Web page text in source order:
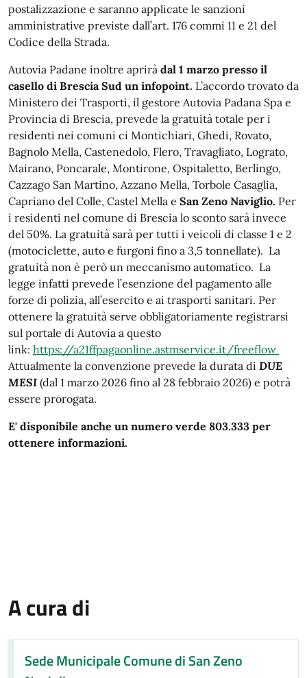
postalizzazione e saranno applicate le sanzioni
amministrative previste dall’art. 176 commi 11 e 21 del
Codice della Strada.
Autovia Padane inoltre aprirà dal 1 marzo presso il
casello di Brescia Sud un infopoint. L’accordo trovato da
Ministero dei Trasporti, il gestore Autovia Padana Spa e
Provincia di Brescia, prevede la gratuità totale per i
residenti nei comuni ci Montichiari, Ghedi, Rovato,
Bagnolo Mella, Castenedolo, Flero, Travagliato, Lograto,
Mairano, Poncarale, Montirone, Ospitaletto, Berlingo,
Cazzago San Martino, Azzano Mella, Torbole Casaglia,
Capriano del Colle, Castel Mella e San Zeno Naviglio. Per
i residenti nel comune di Brescia lo sconto sarà invece
del 50%. La gratuità sarà per tutti i veicoli di classe 1 e 2
(motociclette, auto e furgoni fino a 3,5 tonnellate). La
gratuità non è però un meccanismo automatico. La
legge infatti prevede l’esenzione del pagamento alle
forze di polizia, all’esercito e ai trasporti sanitari. Per
ottenere la gratuità serve obbligatoriamente registrarsi
sul portale di Autovia a questo
link: https://a21ffpagaonline.astmservice.it/freeflow
Attualmente la convenzione prevede la durata di DUE
MESI (dal 1 marzo 2026 fino al 28 febbraio 2026) e potrà
essere prorogata.
E' disponibile anche un numero verde 803.333 per
ottenere informazioni.
A cura di
Sede Municipale Comune di San Zeno